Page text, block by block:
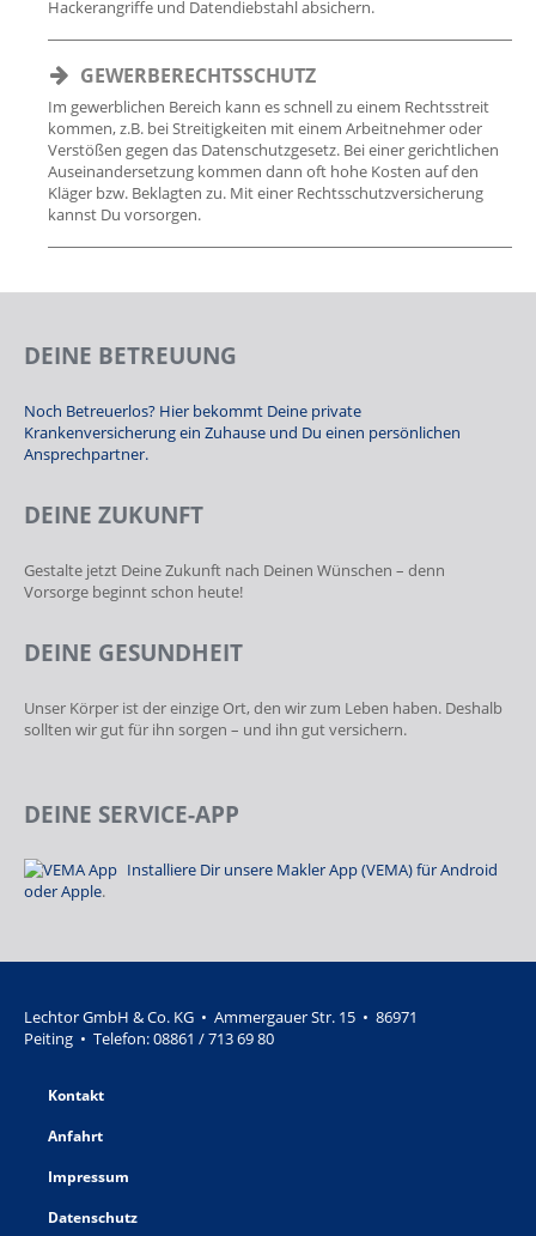
Hackerangriffe und Datendiebstahl absichern.
GEWERBERECHTSSCHUTZ
Im gewerblichen Bereich kann es schnell zu einem Rechtsstreit
kommen, z.B. bei Streitigkeiten mit einem Arbeitnehmer oder
Verstößen gegen das Datenschutzgesetz. Bei einer gerichtlichen
Auseinandersetzung kommen dann oft hohe Kosten auf den
Kläger bzw. Beklagten zu. Mit einer Rechtsschutzversicherung
kannst Du vorsorgen.
DEINE BETREUUNG
Noch Betreuerlos? Hier bekommt Deine private
Krankenversicherung ein Zuhause und Du einen persönlichen
Ansprechpartner.
DEINE ZUKUNFT
Gestalte jetzt Deine Zukunft nach Deinen Wünschen – denn
Vorsorge beginnt schon heute!
DEINE GESUNDHEIT
Unser Körper ist der einzige Ort, den wir zum Leben haben. Deshalb
sollten wir gut für ihn sorgen – und ihn gut versichern.
DEINE SERVICE-APP
Installiere Dir unsere Makler App (VEMA) für Android
oder Apple.
Lechtor GmbH & Co. KG • Ammergauer Str. 15 • 86971
Peiting • Telefon:08861 / 713 69 80
Kontakt
Anfahrt
Impressum
Datenschutz